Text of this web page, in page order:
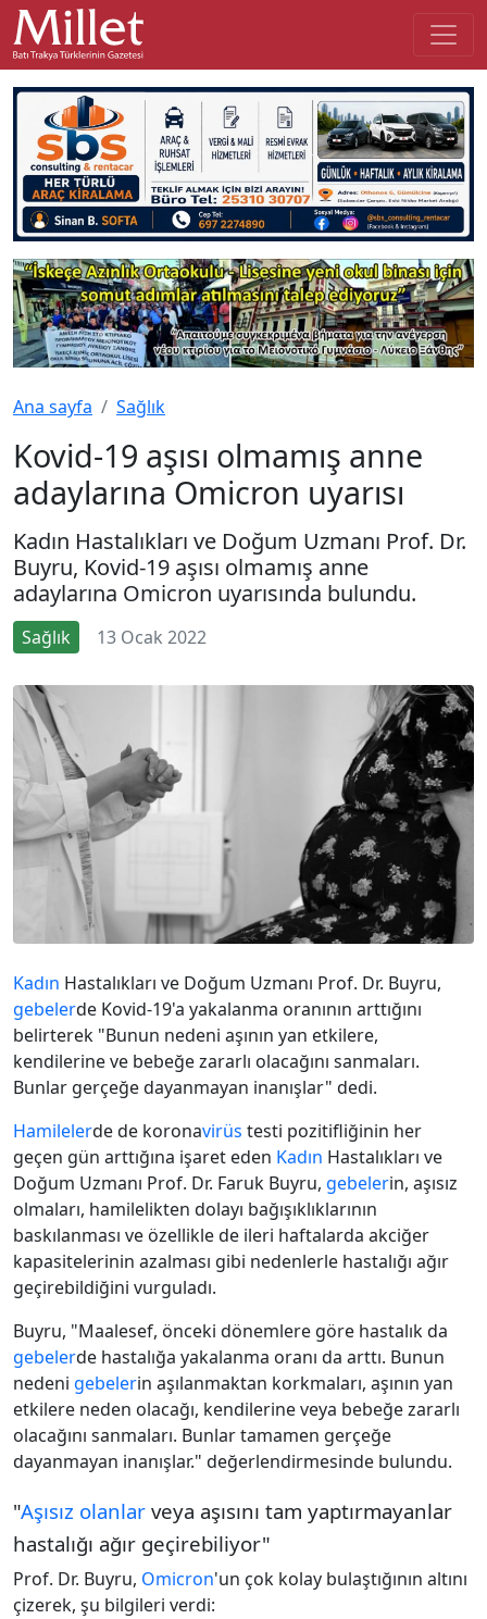
Ana sayfa Sağlık
Kovid-19 aşısı olmamış anne
adaylarına Omicron uyarısı
Kadın Hastalıkları ve Doğum Uzmanı Prof. Dr.
Buyru, Kovid-19 aşısı olmamış anne
adaylarına Omicron uyarısında bulundu.
Sağlık 13 Ocak 2022
Kadın Hastalıkları ve Doğum Uzmanı Prof. Dr. Buyru,
gebelerde Kovid-19'a yakalanma oranının arttığını
belirterek "Bunun nedeni aşının yan etkilere,
kendilerine ve bebeğe zararlı olacağını sanmaları.
Bunlar gerçeğe dayanmayan inanışlar" dedi.
Hamilelerde de koronavirüs testi pozitifliğinin her
geçen gün arttığına işaret eden Kadın Hastalıkları ve
Doğum Uzmanı Prof. Dr. Faruk Buyru, gebelerin, aşısız
olmaları, hamilelikten dolayı bağışıklıklarının
baskılanması ve özellikle de ileri haftalarda akciğer
kapasitelerinin azalması gibi nedenlerle hastalığı ağır
geçirebildiğini vurguladı.
Buyru, "Maalesef, önceki dönemlere göre hastalık da
gebelerde hastalığa yakalanma oranı da arttı. Bunun
nedeni gebelerin aşılanmaktan korkmaları, aşının yan
etkilere neden olacağı, kendilerine veya bebeğe zararlı
olacağını sanmaları. Bunlar tamamen gerçeğe
dayanmayan inanışlar." değerlendirmesinde bulundu.
"Aşısız olanlar veya aşısını tam yaptırmayanlar
hastalığı ağır geçirebiliyor"
Prof. Dr. Buyru, Omicron'un çok kolay bulaştığının altını
çizerek, şu bilgileri verdi: